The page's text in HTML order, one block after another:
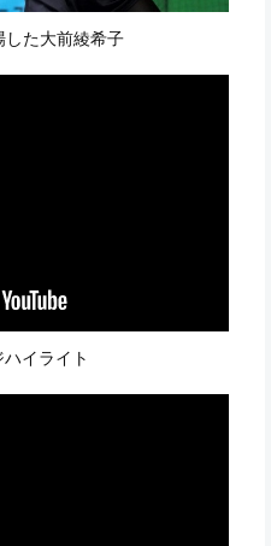
した大前綾希子
イライト